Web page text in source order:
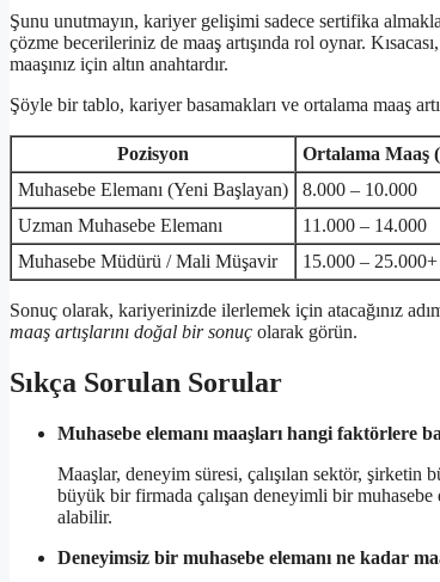
Şunu unutmayın, kariyer gelişimi sadece sertifika
çözme becerileriniz de maaş artışında rol oynar. Kısacası,
maaşınız için altın anahtardır.
Şöyle bir tablo, kariyer basamakları ve ortalama maaş
Pozisyon Ortalama Maaş
Muhasebe Elemanı (Yeni Başlayan)
8.000 – 10.000
Uzman Muhasebe Elemanı
11.000 – 14.000
Muhasebe Müdürü / Mali Müşavir
15.000 – 25.000+
Sonuç olarak, kariyerinizde ilerlemek için atacağınız
maaş artışlarını doğal bir sonuç olarak görün.
Sıkça Sorulan Sorular
Muhasebe elemanı maaşları hangi faktörlere
Maaşlar, deneyim süresi, çalışılan sektör,
büyük bir firmada çalışan deneyimli bir
alabilir.
Deneyimsiz bir muhasebe elemanı ne kadar